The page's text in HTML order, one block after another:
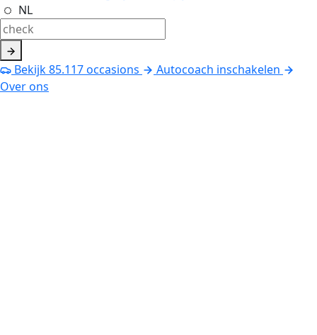
NL
Bekijk85.117occasions
Autocoach inschakelen
Over ons